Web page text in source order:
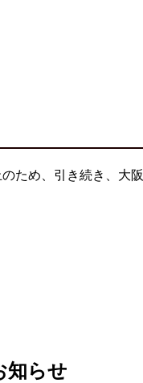
ため、引き続き、大阪
知らせ